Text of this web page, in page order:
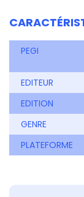
PEGI
EDITEUR
EDITION
GENRE
PLATEFORME